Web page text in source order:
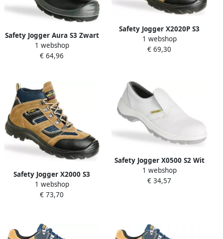
Safety Jogger Aura S3 Zwart
11.118.009.38
1 webshop
€ 64,96
Safety Jogger X2020P S3
Lichtbruin 11.118.017.40
1 webshop
€ 69,30
Safety Jogger X2000 S3
Lichtbruin 11.118.012.47
1 webshop
€ 73,70
Safety Jogger X0500 S2 Wit
11.118.031.47
1 webshop
€ 34,57